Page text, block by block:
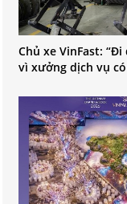
Chủ xe VinFast:
vì xưởng dịch vụ